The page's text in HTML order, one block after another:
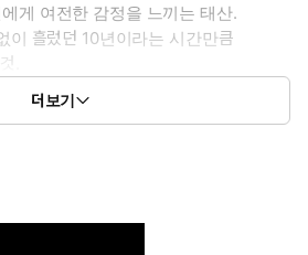
게 여전한 감정을 느끼는 태산.
이 흘렀던 10년이라는 시간만큼
.
민해.
을, 나는 아주 오래전에 넘었거든.
더보기